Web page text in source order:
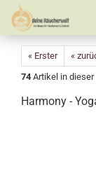
« Erster «
74 Artikel in dieser
Harmony -